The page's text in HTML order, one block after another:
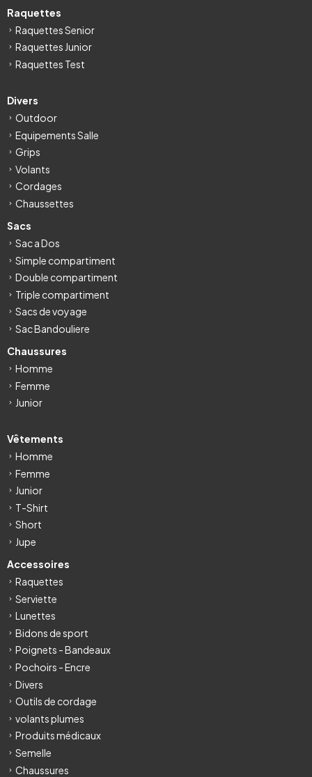
Raquettes
Raquettes Senior
Raquettes Junior
Raquettes Test
Divers
Outdoor
Equipements Salle
Grips
Volants
Cordages
Chaussettes
Sacs
Sac a Dos
Simple compartiment
Double compartiment
Triple compartiment
Sacs de voyage
Sac Bandouliere
Chaussures
Homme
Femme
Junior
Vêtements
Homme
Femme
Junior
T-Shirt
Short
Jupe
Accessoires
Raquettes
Serviette
Lunettes
Bidons de sport
Poignets - Bandeaux
Pochoirs - Encre
Divers
Outils de cordage
volants plumes
Produits médicaux
Semelle
Chaussures